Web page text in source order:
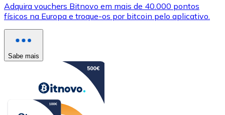
Adquira vouchers Bitnovo em mais de 40.000 pontos
físicos na Europa e troque-os por bitcoin pelo aplicativo.
Sabe mais